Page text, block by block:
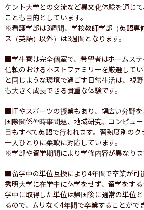
ケント大学との交流など異文化体験を通じ
ことも目的としています。
※看護学部は3週間、学校教師学部（英語専
ス（英語）以外）は3週間となります。
■学生寮は完全個室で、希望者はホームス
信頼のおけるホストファミリーを厳選して
と同じような環境で過ごす日常生活は、視
も大きく成長できる貴重な体験です。
■ITやスポーツの授業もあり、幅広い分野
国際関係や時事問題、地域研究、コンピュ
目もすべて英語で行われます。習熟度別の
一人ひとりに柔軟に対応しています。
※学部や留学期間により学修内容が異なりま
■留学中の単位互換により4年間で卒業が可
秀明大学に在学中に休学をせず、留学をす
学中に取得した単位は帰国後に通常の単位
るので、ムリなく4年間で卒業することがで